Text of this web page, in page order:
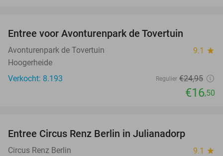
TODAY
Entree voor Avonturenpark de Tovertuin
Avonturenpark de Tovertuin 9.1 star
Hoogerheide
Verkocht: 8.193
Regulier €24,95
€16,50
Entree Circus Renz Berlin in Julianadorp
Circus Renz Berlin 9.1 star